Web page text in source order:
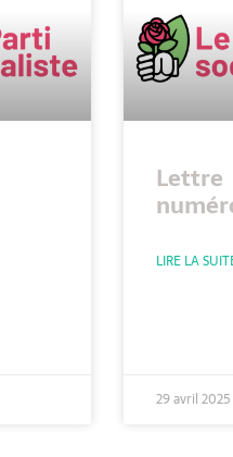
Lettre
LIRE LA
29 avril 2025